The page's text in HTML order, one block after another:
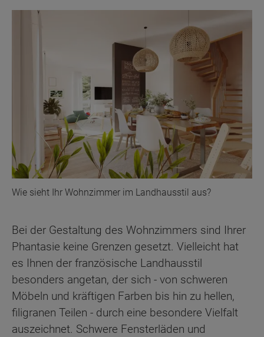
Wie sieht Ihr Wohnzimmer im Landhausstil aus?
Bei der Gestaltung des Wohnzimmers sind Ihrer
Phantasie keine Grenzen gesetzt. Vielleicht hat
es Ihnen der französische Landhausstil
besonders angetan, der sich - von schweren
Möbeln und kräftigen Farben bis hin zu hellen,
filigranen Teilen - durch eine besondere Vielfalt
auszeichnet. Schwere Fensterläden und